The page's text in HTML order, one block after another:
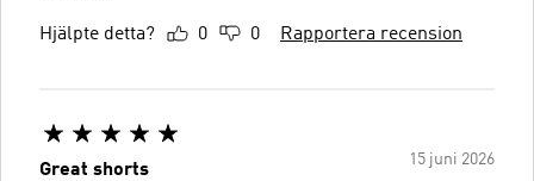
Hjälpte detta? 0 0 Rapportera recension
15 juni 2026
Great shorts